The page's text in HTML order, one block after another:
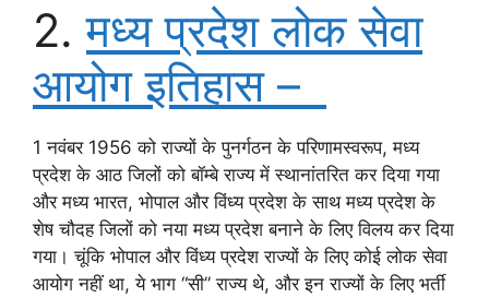
2.मध्य प्रदेश लोक सेवा
आयोग इतिहास –
1 नवंबर 1956 को राज्यों के पुनर्गठन के परिणामस्वरूप, मध्य
प्रदेश के आठ जिलों को बॉम्बे राज्य में स्थानांतरित कर दिया गया
और मध्य भारत, भोपाल और विंध्य प्रदेश के साथ मध्य प्रदेश के
शेष चौदह जिलों को नया मध्य प्रदेश बनाने के लिए विलय कर दिया
गया। चूंकि भोपाल और विंध्य प्रदेश राज्यों के लिए कोई लोक सेवा
आयोग नहीं था, ये भाग “सी” राज्य थे, और इन राज्यों के लिए भर्ती